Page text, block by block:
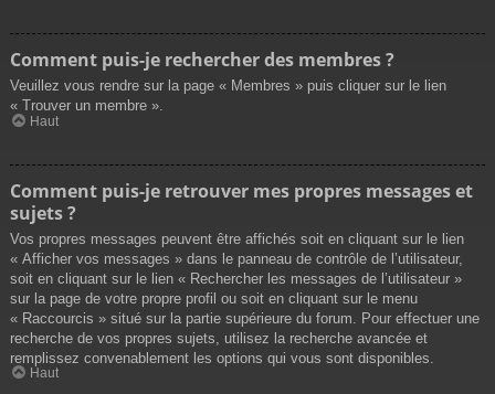
Comment puis-je rechercher des membres ?
Veuillez vous rendre sur la page « Membres » puis cliquer sur le lien
« Trouver un membre ».
Haut
Comment puis-je retrouver mes propres messages et
sujets ?
Vos propres messages peuvent être affichés soit en cliquant sur le lien
« Afficher vos messages » dans le panneau de contrôle de l’utilisateur,
soit en cliquant sur le lien « Rechercher les messages de l’utilisateur »
sur la page de votre propre profil ou soit en cliquant sur le menu
« Raccourcis » situé sur la partie supérieure du forum. Pour effectuer une
recherche de vos propres sujets, utilisez la recherche avancée et
remplissez convenablement les options qui vous sont disponibles.
Haut